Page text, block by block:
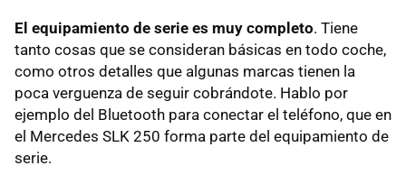
El equipamiento de serie es muy completo. Tiene
tanto cosas que se consideran básicas en todo coche,
como otros detalles que algunas marcas tienen la
poca verguenza de seguir cobrándote. Hablo por
ejemplo del Bluetooth para conectar el teléfono, que en
el Mercedes SLK 250 forma parte del equipamiento de
serie.